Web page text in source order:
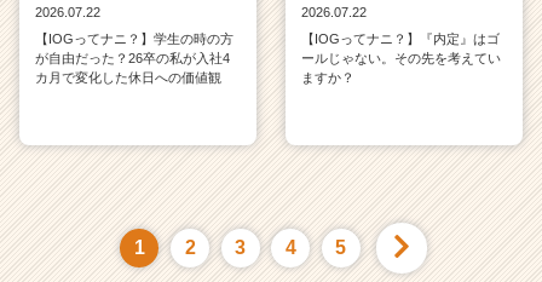
2026.07.22
【IOGってナニ？】学生の時の方
が自由だった？26卒の私が入社4
カ月で変化した休日への価値観
2026.07.22
【IOGってナニ？】『内定』はゴ
ールじゃない。その先を考えてい
ますか？
1 2 3 4 5